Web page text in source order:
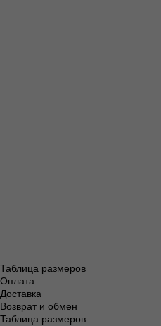
Таблица размеров
Оплата
Доставка
Возврат и обмен
Таблица размеров